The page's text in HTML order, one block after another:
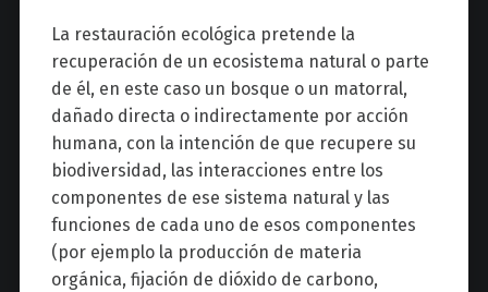
La restauración ecológica pretende la
recuperación de un ecosistema natural o parte
de él, en este caso un bosque o un matorral,
dañado directa o indirectamente por acción
humana, con la intención de que recupere su
biodiversidad, las interacciones entre los
componentes de ese sistema natural y las
funciones de cada uno de esos componentes
(por ejemplo la producción de materia
orgánica, fijación de dióxido de carbono,